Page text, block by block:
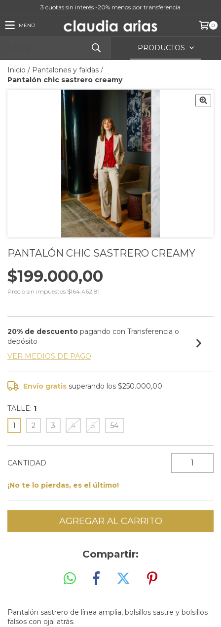
3 cuotas sin interés -20% menos por transferencia
MENÚ 0
PRODUCTOS
Inicio / Pantalones y faldas /
Pantalón chic sastrero creamy
PANTALÓN CHIC SASTRERO CREAMY
$199.000,00
Precio sin impuestos $164.462,81
20% de descuento pagando con Transferencia o
depósito
VER MEDIOS DE PAGO
Envío gratis superando los$250.000,00
TALLE: 1
1
2 3 4 5 54
CANTIDAD
¡No te lo pierdas, es el último!
Compartir:
Pantalón sastrero de línea amplia, bolsillos sastre y bolsillos
falsos con ojal atrás.